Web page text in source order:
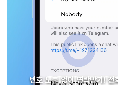
번호 노출 없이 연락받기! 전